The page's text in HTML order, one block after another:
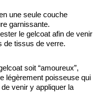
une seule couche
garnissante.
le gelcoat afin de venir
de tissus de verre.
soit “amoureux”,
légèrement poisseuse qui
venir y appliquer la